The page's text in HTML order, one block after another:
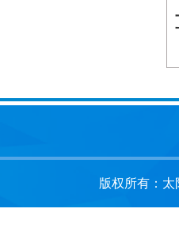
版权所有：太